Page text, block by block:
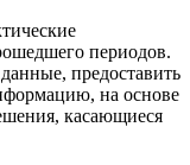
периодов.
предоставить
на основе
касающиеся